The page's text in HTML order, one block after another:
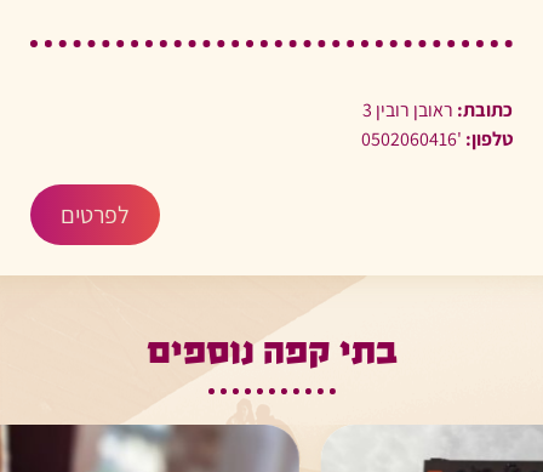
כתובת: ראובן רובין 3
טלפון: '0502060416
לפרטים
בתי קפה נוספים